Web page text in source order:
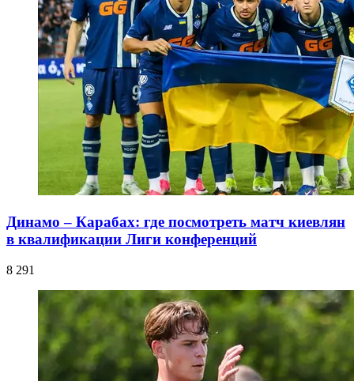
Динамо – Карабах: где посмотреть матч киевлян
в квалификации Лиги конференций
8 291